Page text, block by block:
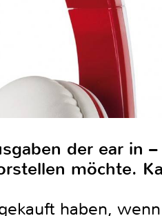
der ear in
möchte.
haben,